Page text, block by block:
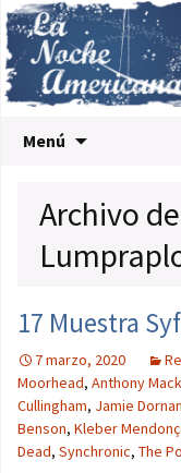
Menú
Archivo
17 Muestra
7 marzo, 2020
Moorhead, Anthony
Cullingham, Jamie Dornan
Benson, Kleber
Dead, Synchronic, The